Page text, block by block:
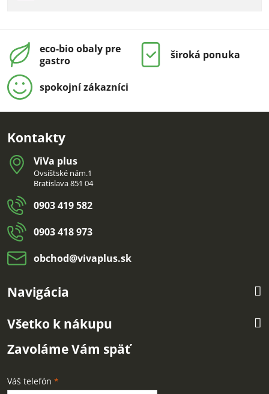
eco-bio obaly pre
gastro
široká ponuka
spokojní zákazníci
Kontakty
ViVa plus
Ovsištské nám.1
Bratislava 851 04
0903 419 582
0903 418 973
obchod​@vivaplus​.sk
Navigácia
Všetko k nákupu
Zavoláme Vám späť
Váš telefón *